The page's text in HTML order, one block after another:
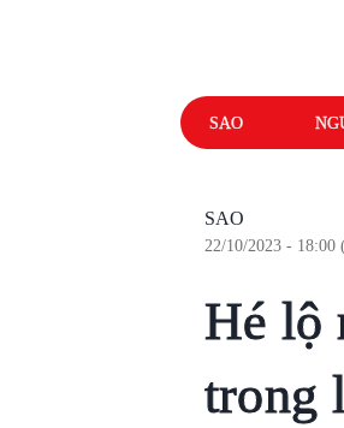
SAO
SAO
22/10/2023 - 18:00
Hé lộ
trong